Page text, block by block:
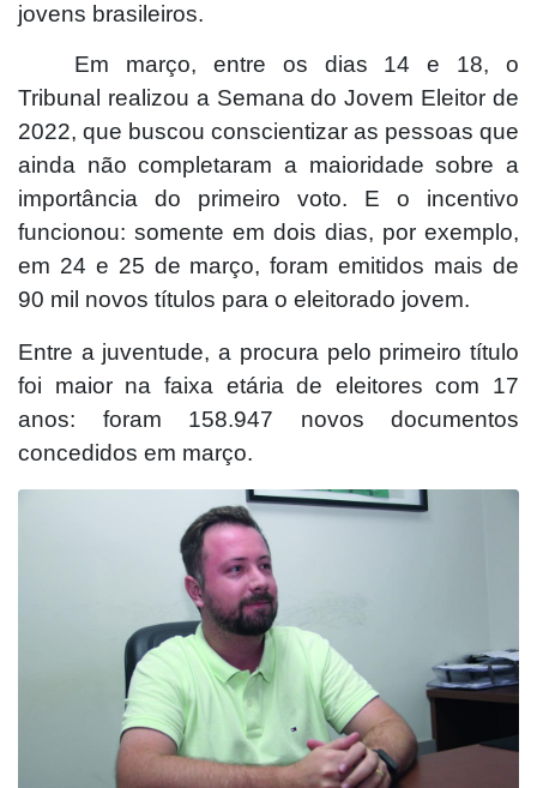
jovens brasileiros.
Em março, entre os dias 14 e 18, o
Tribunal realizou a Semana do Jovem Eleitor de
2022, que buscou conscientizar as pessoas que
ainda não completaram a maioridade sobre a
importância do primeiro voto. E o incentivo
funcionou: somente em dois dias, por exemplo,
em 24 e 25 de março, foram emitidos mais de
90 mil novos títulos para o eleitorado jovem.
Entre a juventude, a procura pelo primeiro título
foi maior na faixa etária de eleitores com 17
anos: foram 158.947 novos documentos
concedidos em março.